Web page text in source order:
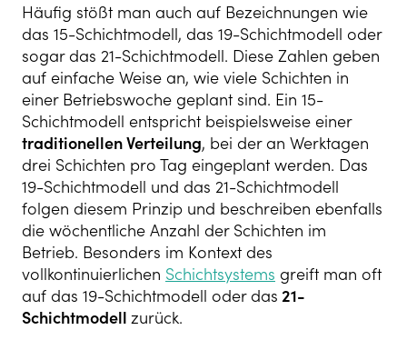
Häufig stößt man auch auf Bezeichnungen wie
das 15-Schichtmodell, das 19-Schichtmodell oder
sogar das 21-Schichtmodell. Diese Zahlen geben
auf einfache Weise an, wie viele Schichten in
einer Betriebswoche geplant sind. Ein 15-
Schichtmodell entspricht beispielsweise einer
traditionellen Verteilung, bei der an Werktagen
drei Schichten pro Tag eingeplant werden. Das
19-Schichtmodell und das 21-Schichtmodell
folgen diesem Prinzip und beschreiben ebenfalls
die wöchentliche Anzahl der Schichten im
Betrieb. Besonders im Kontext des
vollkontinuierlichen Schichtsystems greift man oft
auf das 19-Schichtmodell oder das 21-
Schichtmodell zurück.